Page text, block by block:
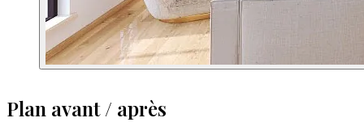
Plan avant / après